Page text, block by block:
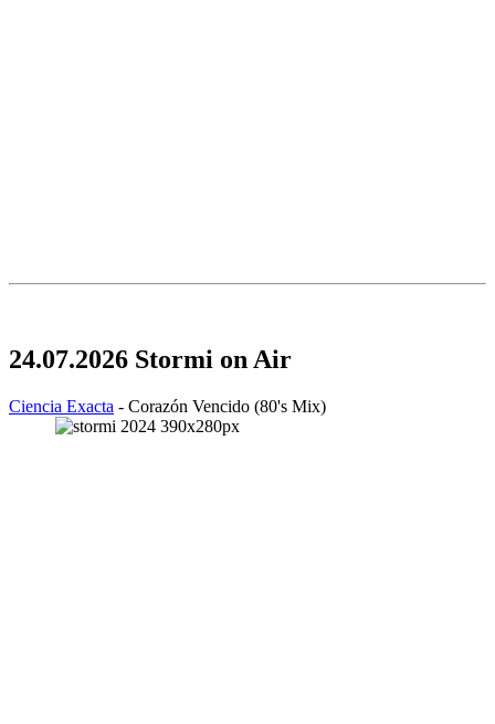
24.07.2026 Stormi on Air
Ciencia Exacta - Corazón Vencido (80's Mix)